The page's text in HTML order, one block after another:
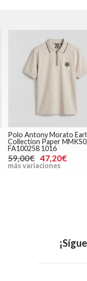
Polo Antony Morato
Collection Paper
FA100258 1016
59,00€ 47,20€
más variaciones